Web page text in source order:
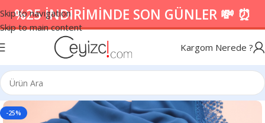
Skip to navigation
Skip to main content
%25 İNDİRİMİNDE SON GÜNLER 💸 ⏰
Kargom Nerede ?
-25%